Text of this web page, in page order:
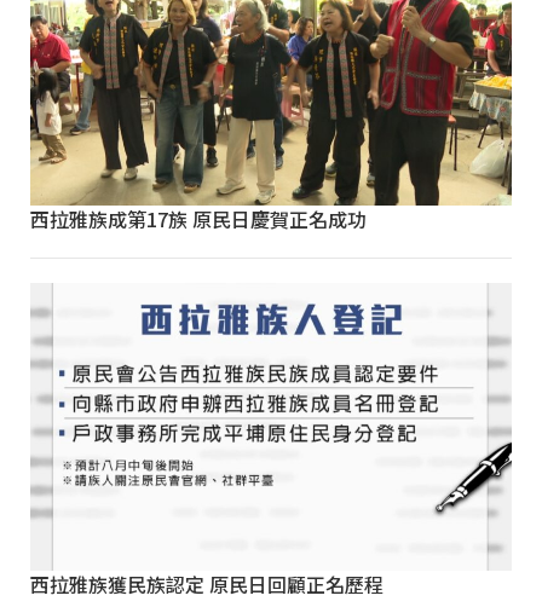
西拉雅族成第17族 原民日慶賀正名成功
西拉雅族獲民族認定 原民日回顧正名歷程